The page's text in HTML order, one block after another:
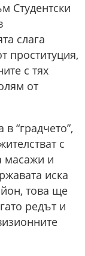
Студентски
слага
проституция,
с тях
от
“градчето”,
с
масажи и
иска
това ще
редът и